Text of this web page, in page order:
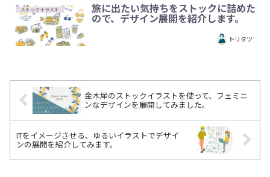
ストックイラスト 旅に出たい気持ちをストックに詰めた
ので、デザイン展開を紹介します。
トリタツ
金木犀のストックイラストを使って、フェミニ
ンなデザインを展開してみました。
ITをイメージさせる、ゆるいイラストでデザイ
ンの展開を紹介してみます。